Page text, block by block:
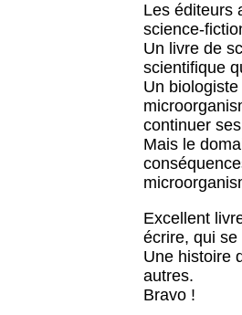
Les éditeurs
science-
Un livre de
scientifique
Un
continuer
Mais le
Excellent
écrire, qui
Une histoire
autres.
Bravo !